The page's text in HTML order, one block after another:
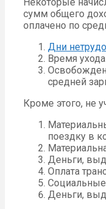
сумм общего
оплачено по
Дни
Время
средней
Кроме этого, не
поездку в
Деньги,
Оплата
Деньги,